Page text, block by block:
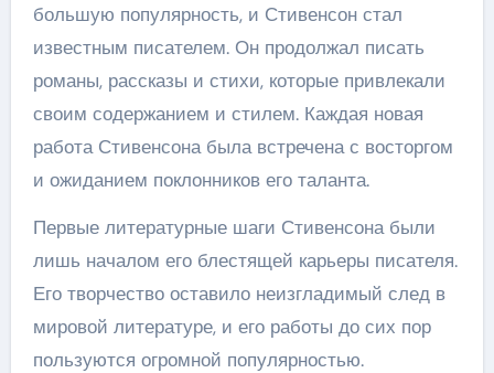
большую популярность, и Стивенсон стал
известным писателем. Он продолжал писать
романы, рассказы и стихи, которые привлекали
своим содержанием и стилем. Каждая новая
работа Стивенсона была встречена с восторгом
и ожиданием поклонников его таланта.
Первые литературные шаги Стивенсона были
лишь началом его блестящей карьеры писателя.
Его творчество оставило неизгладимый след в
мировой литературе, и его работы до сих пор
пользуются огромной популярностью.